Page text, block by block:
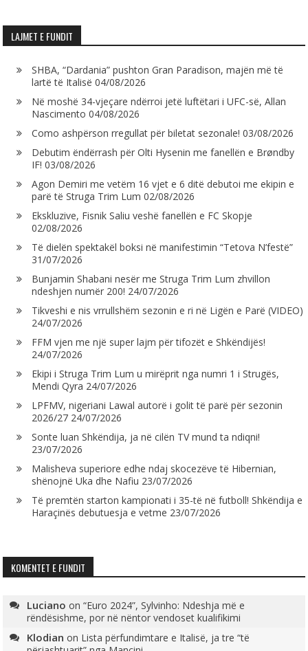
LAJMET E FUNDIT
SHBA, “Dardania” pushton Gran Paradison, majën më të
lartë të Italisë 04/08/2026
Në moshë 34-vjeçare ndërroi jetë luftëtari i UFC-së, Allan
Nascimento 04/08/2026
Como ashpërson rregullat për biletat sezonale! 03/08/2026
Debutim ëndërrash për Olti Hysenin me fanellën e Brøndby
IF! 03/08/2026
Agon Demiri me vetëm 16 vjet e 6 ditë debutoi me ekipin e
parë të Struga Trim Lum 02/08/2026
Ekskluzive, Fisnik Saliu veshë fanellën e FC Skopje
02/08/2026
Të dielën spektakël boksi në manifestimin “Tetova N’festë”
31/07/2026
Bunjamin Shabani nesër me Struga Trim Lum zhvillon
ndeshjen numër 200! 24/07/2026
Tikveshi e nis vrrullshëm sezonin e ri në Ligën e Parë (VIDEO)
24/07/2026
FFM vjen me një super lajm për tifozët e Shkëndijës!
24/07/2026
Ekipi i Struga Trim Lum u mirëprit nga numri 1 i Strugës,
Mendi Qyra 24/07/2026
LPFMV, nigeriani Lawal autorë i golit të parë për sezonin
2026/27 24/07/2026
Sonte luan Shkëndija, ja në cilën TV mund ta ndiqni!
23/07/2026
Malisheva superiore edhe ndaj skocezëve të Hibernian,
shënojnë Uka dhe Nafiu 23/07/2026
Të premtën starton kampionati i 35-të në futboll! Shkëndija e
Haraçinës debutuesja e vetme 23/07/2026
KOMENTET E FUNDIT
Luciano on“Euro 2024”, Sylvinho: Ndeshja më e
rëndësishme, por në nëntor vendoset kualifikimi
Klodian on Lista përfundimtare e Italisë, ja tre “të